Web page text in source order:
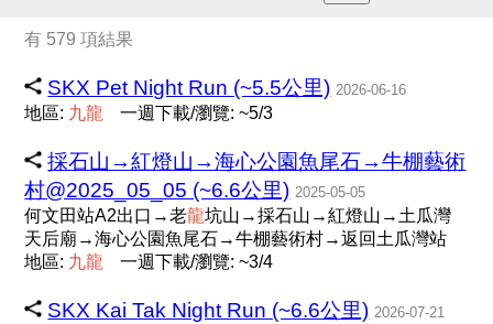
有 579 項結果
SKX Pet Night Run (~5.5公里) 2026-06-16
地區: 九龍 一週下載/瀏覽: ~5/3
採石山→紅燈山→海心公園魚尾石→牛棚藝術
村@2025_05_05 (~6.6公里) 2025-05-05
何文田站A2出口→老龍坑山→採石山→紅燈山→土瓜灣
天后廟→海心公園魚尾石→牛棚藝術村→返回土瓜灣站
地區: 九龍 一週下載/瀏覽: ~3/4
SKX Kai Tak Night Run (~6.6公里) 2026-07-21